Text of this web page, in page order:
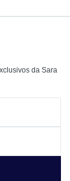
da Sara